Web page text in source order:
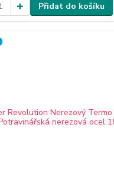
Přidat do košíku